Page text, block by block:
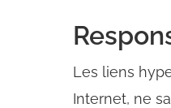
Les liens
Internet, ne